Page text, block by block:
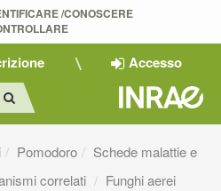
/CONOSCERE
Accesso
Pomodoro
Schede malattie e
correlati
Funghi aerei